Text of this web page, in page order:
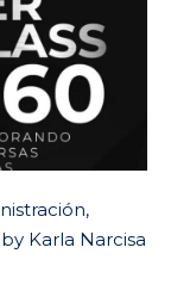
,
by Karla Narcisa